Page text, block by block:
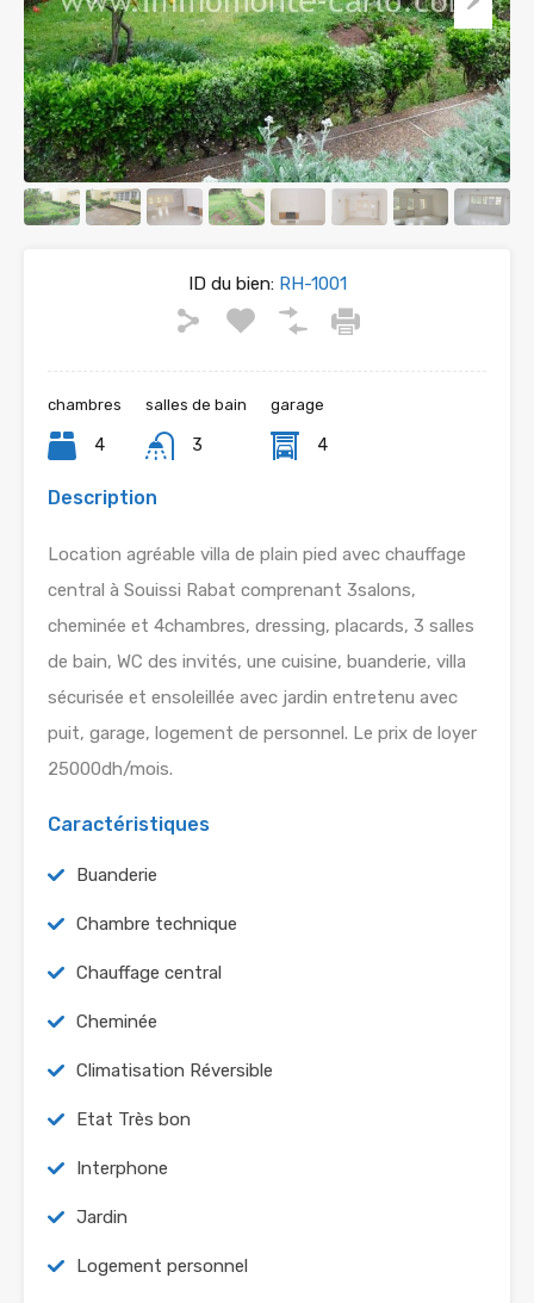
ID du bien:RH-1001
chambres
4
salles de bain
3
garage
4
Description
Location agréable villa de plain pied avec chauffage
central à Souissi Rabat comprenant 3salons,
cheminée et 4chambres, dressing, placards, 3 salles
de bain, WC des invités, une cuisine, buanderie, villa
sécurisée et ensoleillée avec jardin entretenu avec
puit, garage, logement de personnel. Le prix de loyer
25000dh/mois.
Caractéristiques
Buanderie
Chambre technique
Chauffage central
Cheminée
Climatisation Réversible
Etat Très bon
Interphone
Jardin
Logement personnel